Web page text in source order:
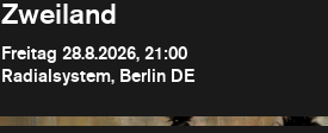
Zweiland
Freitag 28.8.2026, 21:00
Radialsystem, Berlin DE